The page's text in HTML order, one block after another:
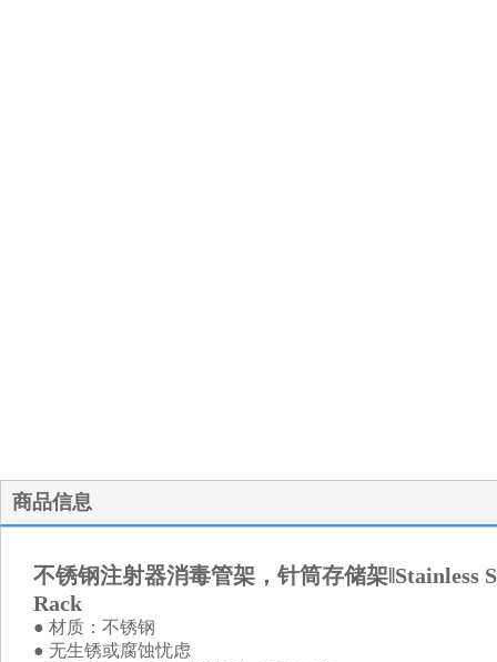
商品信息
不锈钢注射器消毒管架，针筒存储架‖Stainless
Rack
● 材质：不锈钢
● 无生锈或腐蚀忧虑